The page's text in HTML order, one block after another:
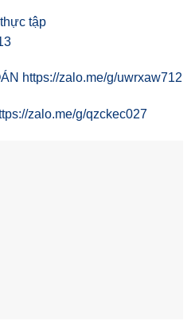
tập
https://zalo.me/g/uwrxaw712
zalo.me/g/qzckec027